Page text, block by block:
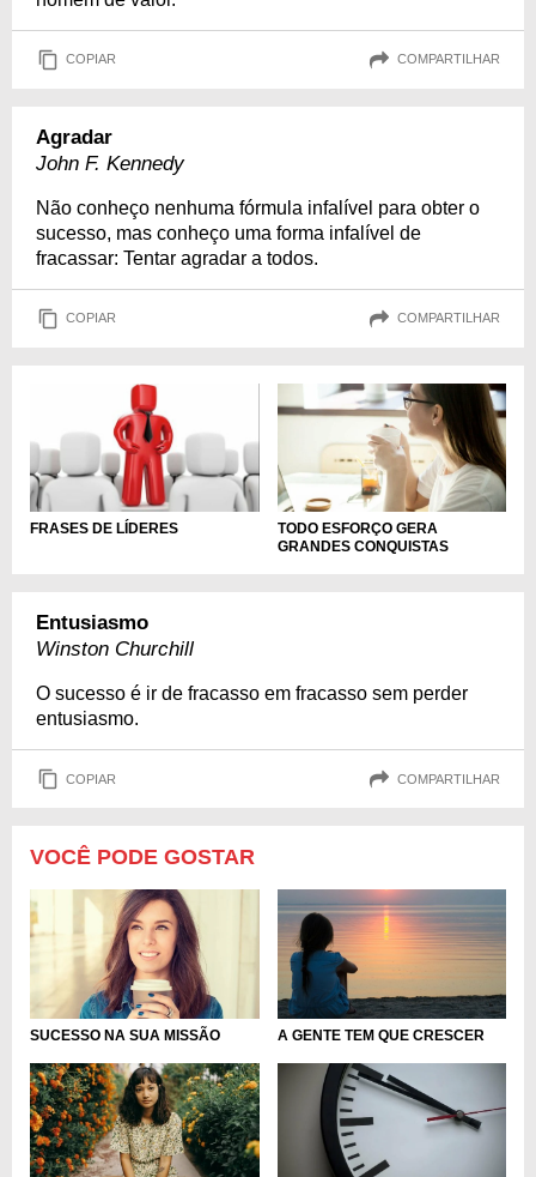
COPIAR COMPARTILHAR
Agradar
John F. Kennedy
Não conheço nenhuma fórmula infalível para obter o
sucesso, mas conheço uma forma infalível de
fracassar: Tentar agradar a todos.
COPIAR COMPARTILHAR
FRASES DE LÍDERES
TODO ESFORÇO GERA
GRANDES CONQUISTAS
Entusiasmo
Winston Churchill
O sucesso é ir de fracasso em fracasso sem perder
entusiasmo.
COPIAR COMPARTILHAR
VOCÊ PODE GOSTAR
SUCESSO NA SUA MISSÃO A GENTE TEM QUE CRESCER